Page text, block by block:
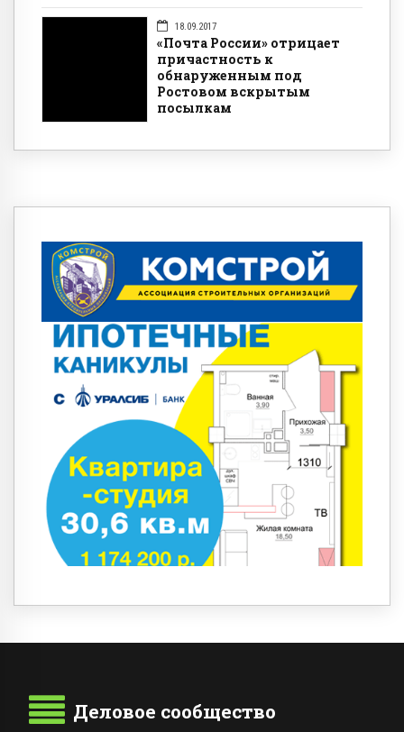
18.09.2017
«Почта России» отрицает
причастность к
обнаруженным под
Ростовом вскрытым
посылкам
Деловое сообщество